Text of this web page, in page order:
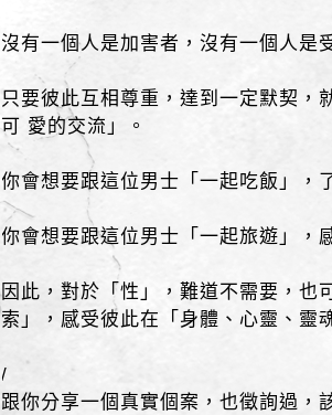
沒有一個人是加害者，沒有一個人是
只要彼此互相尊重，達到一定默契，
可 愛的交流」。
你會想要跟這位男士「一起吃飯」，
你會想要跟這位男士「一起旅遊」，
因此，對於「性」，難道不需要，也
索」，感受彼此在「身體、心靈、靈
/
跟你分享一個真實個案，也徵詢過，